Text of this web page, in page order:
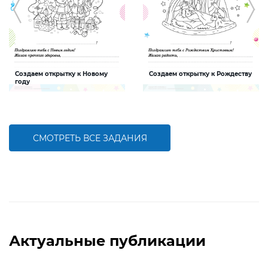
Создаем открытку к Новому
году
Создаем открытку к Рождеству
СМОТРЕТЬ ВСЕ ЗАДАНИЯ
Актуальные публикации